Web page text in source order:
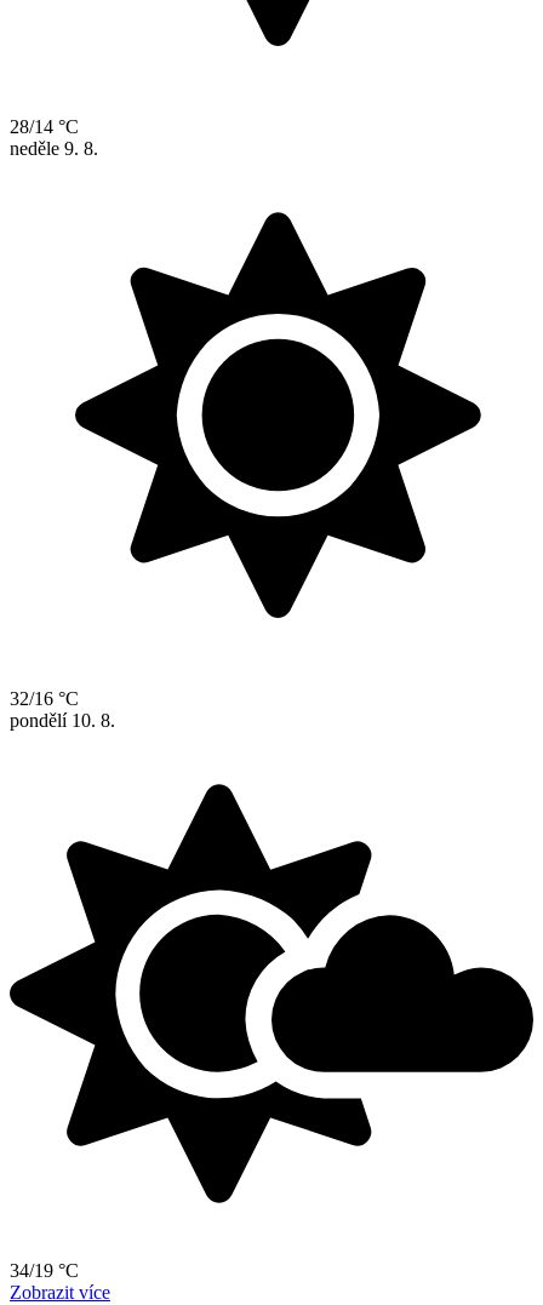
28/14 °C
neděle 9. 8.
32/16 °C
pondělí 10. 8.
34/19 °C
Zobrazit více